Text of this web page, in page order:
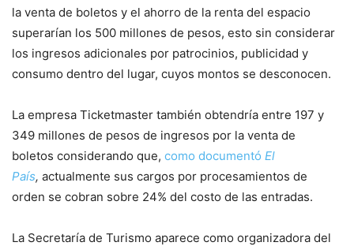
la venta de boletos y el ahorro de la renta del espacio
superarían los 500 millones de pesos, esto sin considerar
los ingresos adicionales por patrocinios, publicidad y
consumo dentro del lugar, cuyos montos se desconocen.
La empresa Ticketmaster también obtendría entre 197 y
349 millones de pesos de ingresos por la venta de
boletos considerando que, como documentó El
País, actualmente sus cargos por procesamientos de
orden se cobran sobre 24% del costo de las entradas.
La Secretaría de Turismo aparece como organizadora del